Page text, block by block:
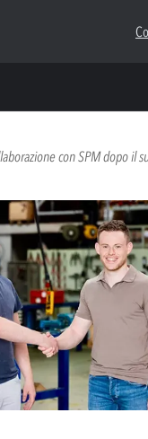
con SPM dopo il